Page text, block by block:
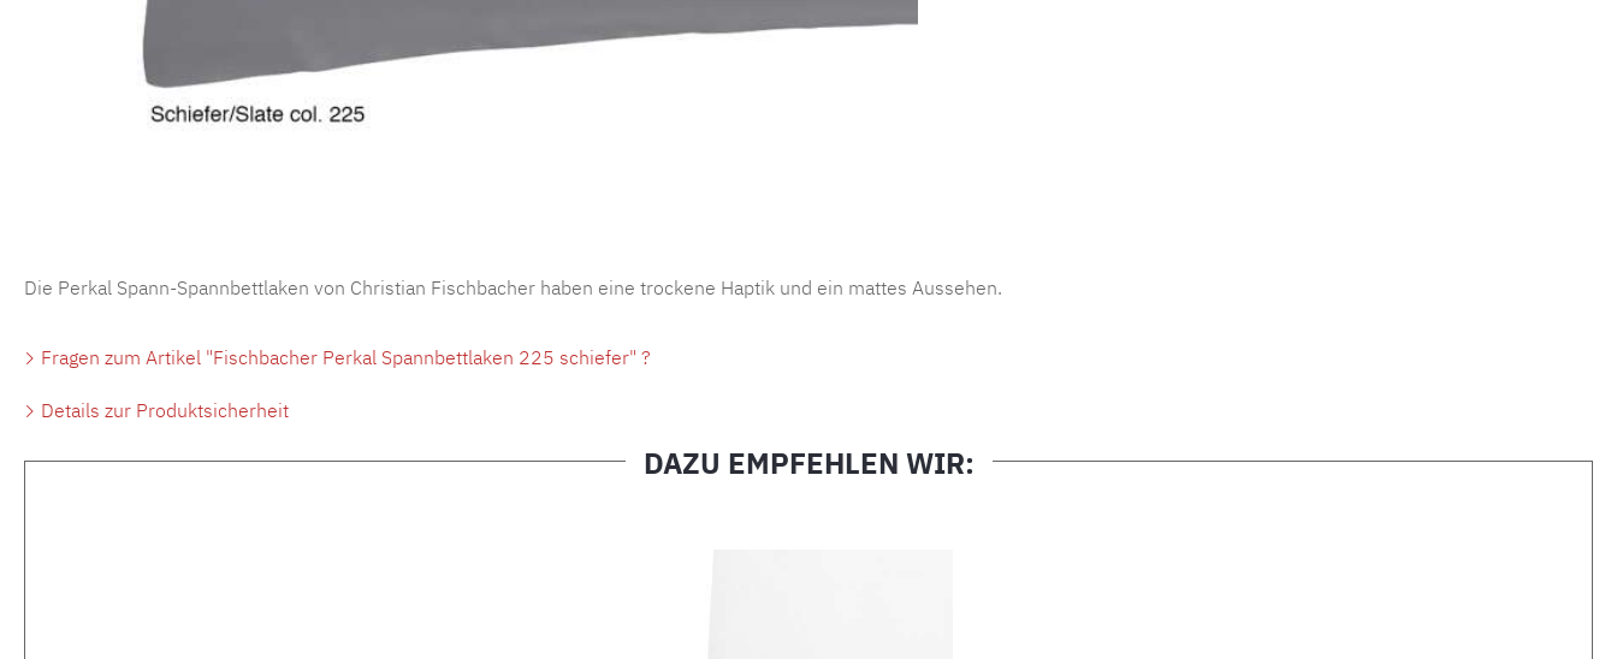
Die Perkal Spann-Spannbettlaken von Christian Fischbacher haben eine trockene Haptik und ein mattes Aussehen.
Fragen zum Artikel "Fischbacher Perkal Spannbettlaken 225 schiefer" ?
Details zur Produktsicherheit
DAZU EMPFEHLEN WIR: